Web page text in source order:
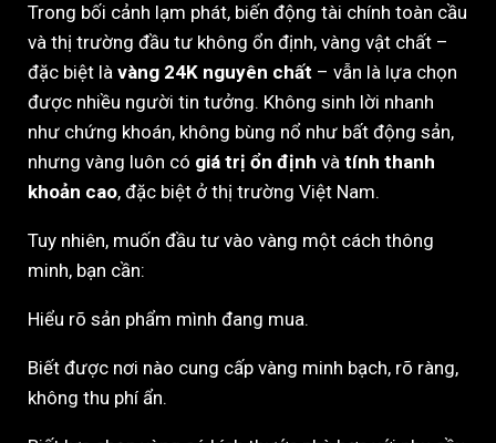
Trong bối cảnh lạm phát, biến động tài chính toàn cầu
và thị trường đầu tư không ổn định, vàng vật chất –
đặc biệt là vàng 24K nguyên chất – vẫn là lựa chọn
được nhiều người tin tưởng. Không sinh lời nhanh
như chứng khoán, không bùng nổ như bất động sản,
nhưng vàng luôn có giá trị ổn định và tính thanh
khoản cao, đặc biệt ở thị trường Việt Nam.
Tuy nhiên, muốn đầu tư vào vàng một cách thông
minh, bạn cần:
Hiểu rõ sản phẩm mình đang mua.
Biết được nơi nào cung cấp vàng minh bạch, rõ ràng,
không thu phí ẩn.